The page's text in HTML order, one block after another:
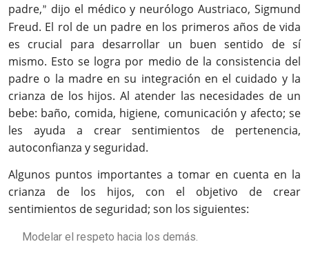
padre,” dijo el médico y neurólogo Austriaco, Sigmund
Freud. El rol de un padre en los primeros años de vida
es crucial para desarrollar un buen sentido de sí
mismo. Esto se logra por medio de la consistencia del
padre o la madre en su integración en el cuidado y la
crianza de los hijos. Al atender las necesidades de un
bebe: baño, comida, higiene, comunicación y afecto; se
les ayuda a crear sentimientos de pertenencia,
autoconfianza y seguridad.
Algunos puntos importantes a tomar en cuenta en la
crianza de los hijos, con el objetivo de crear
sentimientos de seguridad; son los siguientes:
Modelar el respeto hacia los demás.